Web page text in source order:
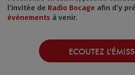
l’invitée de Radio Bocage afin d’y
évènements à venir.
ECOUTEZ